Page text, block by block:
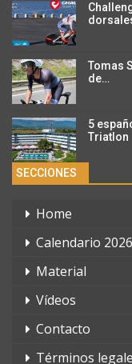
Tomas
de…
5
Triatlon
SECCIONES
Home
Calendario 2026
Material
Vídeos
Contacto
Términos